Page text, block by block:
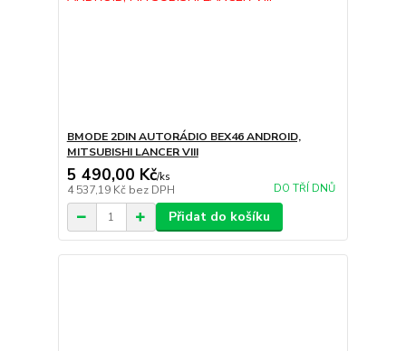
BMODE 2DIN AUTORÁDIO BEX46 ANDROID,
MITSUBISHI LANCER VIII
5 490,00 Kč/ks
4 537,19 Kč bez DPH DO TŘÍ DNŮ
Přidat do košíku